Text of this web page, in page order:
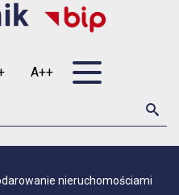
średnia
A++
Czcionka duża
nieruchomościami